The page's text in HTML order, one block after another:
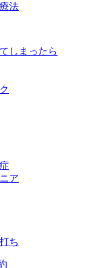
法
しまったら
ア
ち